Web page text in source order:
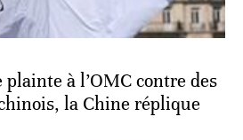
plainte à l’OMC contre des
la Chine réplique